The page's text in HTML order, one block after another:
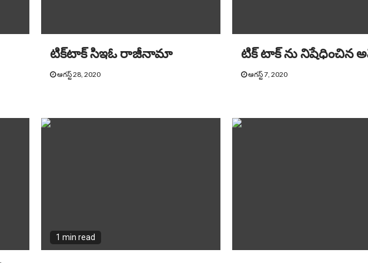
టిక్‌టాక్ సిఇఓ రాజీనామా
ఆగస్ట్ 28, 2020
టిక్ టాక్ ను నిషేధించిన
ఆగస్ట్ 7, 2020
1 min read